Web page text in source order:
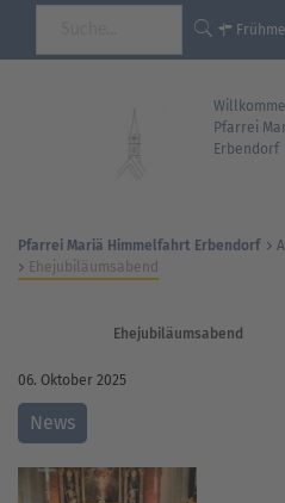
Pfarrei
Erbendorf
Pfarrei Mariä Himmelfahrt Erbendorf
Ehejubiläumsabend
Ehejubiläumsabend
06. Oktober 2025
News